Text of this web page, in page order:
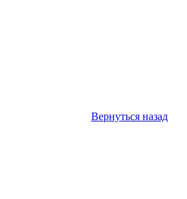
Вернуться назад